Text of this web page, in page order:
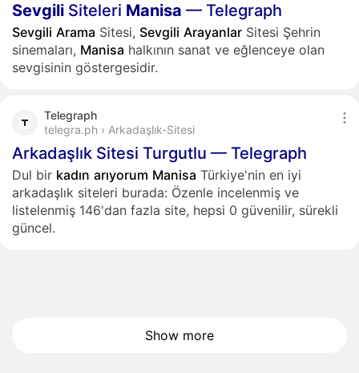
Sevgili Siteleri Manisa — Telegraph
Sevgili Arama Sitesi, Sevgili Arayanlar Sitesi Şehrin
sinemaları, Manisa halkının sanat ve eğlenceye olan
sevgisinin göstergesidir.
Telegraph
telegra.ph › Arkadaşlık-Sitesi
Arkadaşlık Sitesi Turgutlu — Telegraph
Dul bir kadın arıyorum Manisa Türkiye'nin en iyi
arkadaşlık siteleri burada: Özenle incelenmiş ve
listelenmiş 146'dan fazla site, hepsi 0 güvenilir, sürekli
güncel.
Show more